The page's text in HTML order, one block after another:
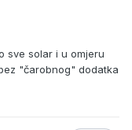
sve solar i u omjeru
"čarobnog" dodatka